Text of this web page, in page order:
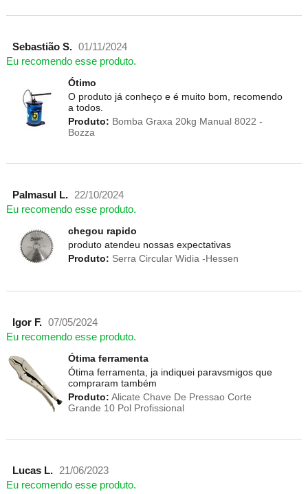
Sebastião S. 01/11/2024
Eu recomendo esse produto.
Ótimo
O produto já conheço e é muito bom, recomendo
a todos.
Produto: Bomba Graxa 20kg Manual 8022 -
Bozza
Palmasul L.
22/10/2024
Eu recomendo esse produto.
chegou rapido
produto atendeu nossas expectativas
Produto: Serra Circular Widia -Hessen
Igor F. 07/05/2024
Eu recomendo esse produto.
Ótima ferramenta
Ótima ferramenta, ja indiquei paravsmigos que
compraram também
Produto: Alicate Chave De Pressao Corte
Grande 10 Pol Profissional
Lucas L.
21/06/2023
Eu recomendo esse produto.